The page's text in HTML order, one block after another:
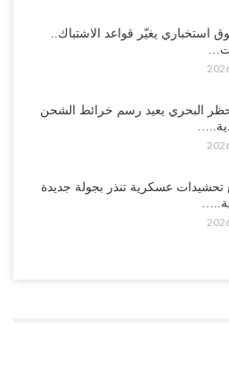
استخباري يغيّر قواعد الاشتباك..
البحري يعيد رسم خرائط الشحن
تحشيدات عسكرية تنذر بجولة جديدة